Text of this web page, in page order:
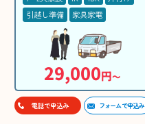
引越し準備
家具家電
29,000円〜
電話で申込み フォームで申込み